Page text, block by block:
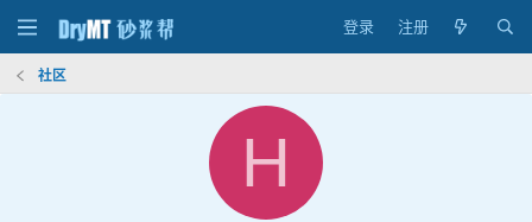
登录 注册
社区
H